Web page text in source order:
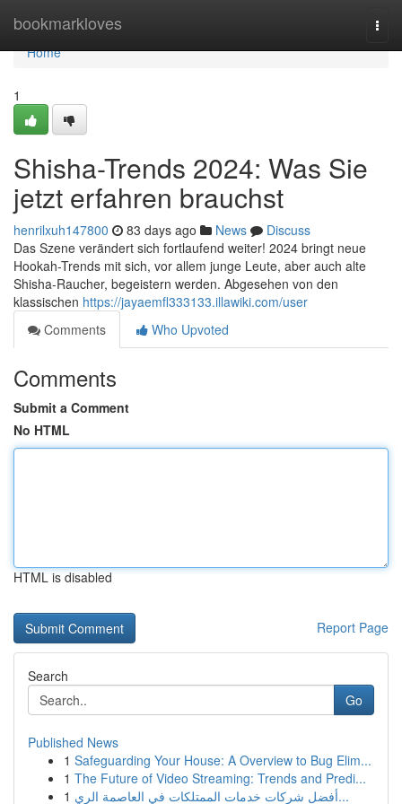
bookmarkloves
Home
Home
1
Shisha-Trends 2024: Was Sie
jetzt erfahren brauchst
henrilxuh147800 83 days ago News
Discuss
Das Szene verändert sich fortlaufend weiter! 2024 bringt neue
Hookah-Trends mit sich, vor allem junge Leute, aber auch alte
Shisha-Raucher, begeistern werden. Abgesehen von den
klassischen https://jayaemfl333133.illawiki.com/user
Comments
Who Upvoted
Comments
Submit a Comment
No HTML
HTML is disabled
Report Page
Search
Go
Published News
1 Safeguarding Your House: A Overview to Bug Elim...
1 The Future of Video Streaming: Trends and Predi...
1
أفضل شركات خدمات الممتلكات في العاصمة الري...